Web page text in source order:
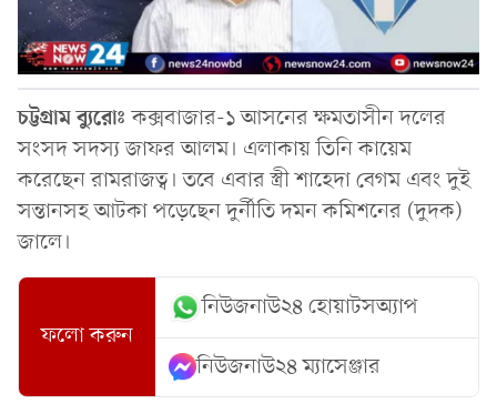
চট্টগ্রামব্যুরোঃ কক্সবাজার-১ আসনের ক্ষমতাসীন দলের
সংসদ সদস্য জাফর আলম। এলাকায় তিনি কায়েম
করেছেন রামরাজত্ব। তবে এবার স্ত্রী শাহেদা বেগম এবং দুই
সন্তানসহ আটকা পড়েছেন দুর্নীতি দমন কমিশনের (দুদক)
জালে।
ফলো করুন
নিউজনাউ২৪ হোয়াটসঅ্যাপ
নিউজনাউ২৪ ম্যাসেঞ্জার